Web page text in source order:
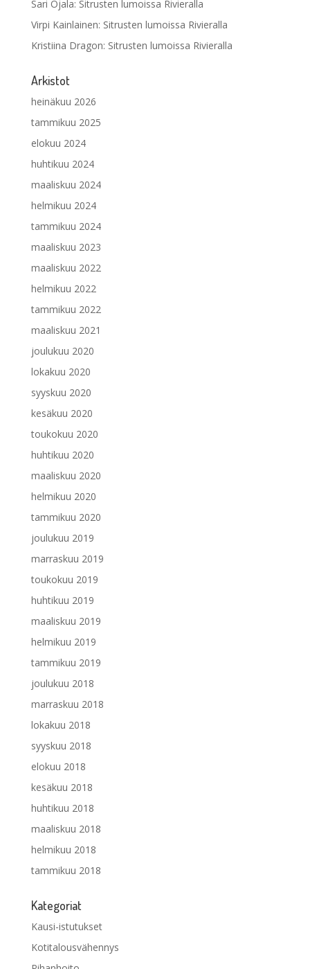
Sari Ojala: Sitrusten lumoissa Rivieralla
Virpi Kainlainen: Sitrusten lumoissa Rivieralla
Kristiina Dragon: Sitrusten lumoissa Rivieralla
Arkistot
heinäkuu 2026
tammikuu 2025
elokuu 2024
huhtikuu 2024
maaliskuu 2024
helmikuu 2024
tammikuu 2024
maaliskuu 2023
maaliskuu 2022
helmikuu 2022
tammikuu 2022
maaliskuu 2021
joulukuu 2020
lokakuu 2020
syyskuu 2020
kesäkuu 2020
toukokuu 2020
huhtikuu 2020
maaliskuu 2020
helmikuu 2020
tammikuu 2020
joulukuu 2019
marraskuu 2019
toukokuu 2019
huhtikuu 2019
maaliskuu 2019
helmikuu 2019
tammikuu 2019
joulukuu 2018
marraskuu 2018
lokakuu 2018
syyskuu 2018
elokuu 2018
kesäkuu 2018
huhtikuu 2018
maaliskuu 2018
helmikuu 2018
tammikuu 2018
Kategoriat
Kausi-istutukset
Kotitalousvähennys